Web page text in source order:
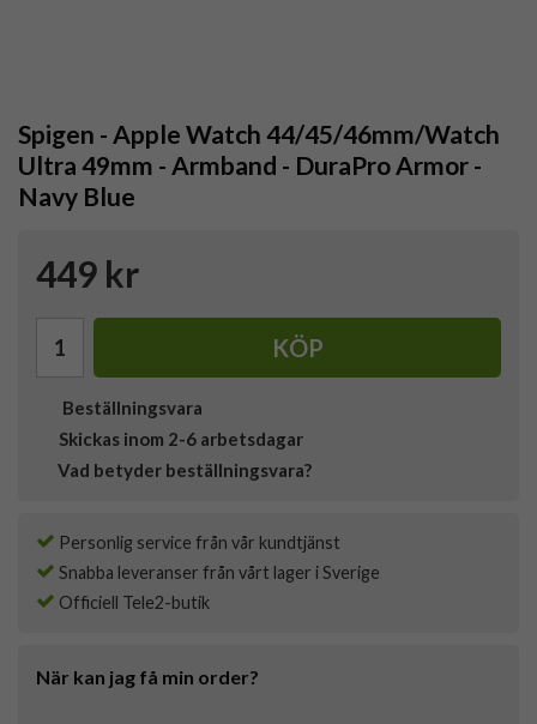
Spigen - Apple Watch 44/45/46mm/Watch
Ultra 49mm - Armband - DuraPro Armor -
Navy Blue
449 kr
KÖP
Beställningsvara
Skickas inom 2-6 arbetsdagar
Vad betyder beställningsvara?
Personlig service från vår kundtjänst
Snabba leveranser från vårt lager i Sverige
Officiell Tele2-butik
När kan jag få min order?